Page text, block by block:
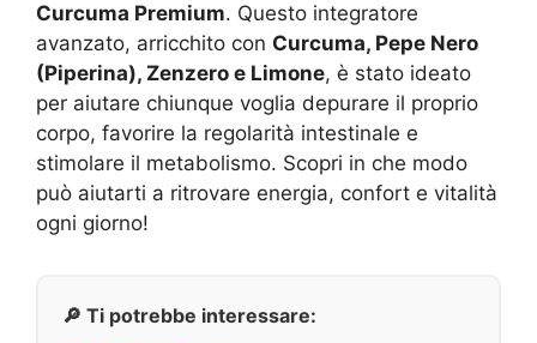
Curcuma Premium. Questo integratore
avanzato, arricchito con Curcuma, Pepe Nero
(Piperina), Zenzero e Limone, è stato ideato
per aiutare chiunque voglia depurare il proprio
corpo, favorire la regolarità intestinale e
stimolare il metabolismo. Scopri in che modo
può aiutarti a ritrovare energia, confort e vitalità
ogni giorno!
🔎 Ti potrebbe interessare: